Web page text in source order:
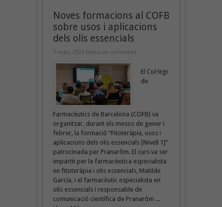
Noves formacions al COFB
sobre usos i aplicacions
dels olis essencials
7 març 2024 Deixa un comentari
El Col·legi
de
Farmacèutics de Barcelona (COFB) va
organitzar, durant els mesos de gener i
febrer, la formació “Fitoteràpia, usos i
aplicacions dels olis essencials [Nivell 1]”
patrocinada per Pranarôm. El curs va ser
impartit per la farmacèutica especialista
en fitoteràpia i olis essencials, Matilde
García, i el farmacèutic especialista en
olis essencials i responsable de
comunicació científica de Pranarôm ...